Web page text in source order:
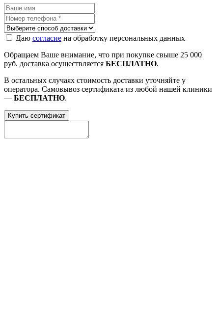
Даю согласие на обработку персональных данных
Обращаем Ваше внимание, что при покупке свыше 25 000
руб. доставка осуществляется БЕСПЛАТНО.
В остальных случаях стоимость доставки уточняйте у
оператора. Самовывоз сертификата из любой нашей клиники
— БЕСПЛАТНО.